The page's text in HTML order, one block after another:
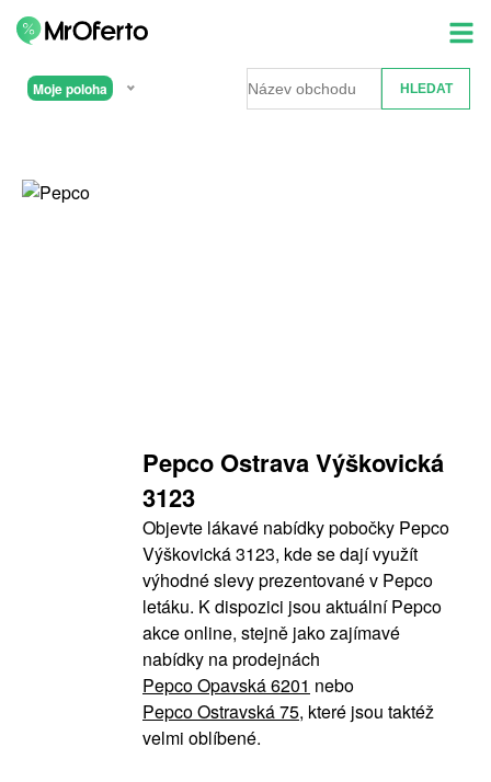
Moje poloha
Pepco Ostrava Výškovická
3123
Objevte lákavé nabídky pobočky Pepco
Výškovická 3123, kde se dají využít
výhodné slevy prezentované v Pepco
letáku. K dispozici jsou aktuální Pepco
akce online, stejně jako zajímavé
nabídky na prodejnách
Pepco Opavská 6201 nebo
Pepco Ostravská 75, které jsou taktéž
velmi oblíbené.